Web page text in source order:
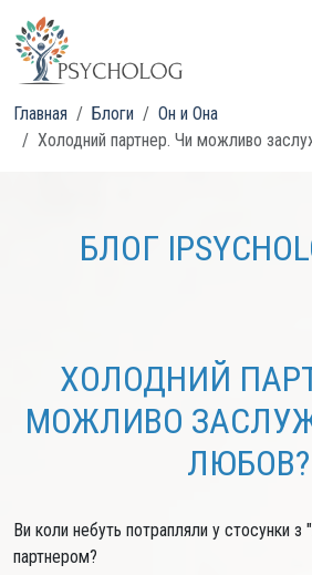
Главная Блоги
Он и Она
Холодний партнер. Чи можливо
БЛОГ
ХОЛОДНИЙ
МОЖЛИВО
ЛЮБОВ?
Ви коли небуть потрапляли у стосунки з
партнером?